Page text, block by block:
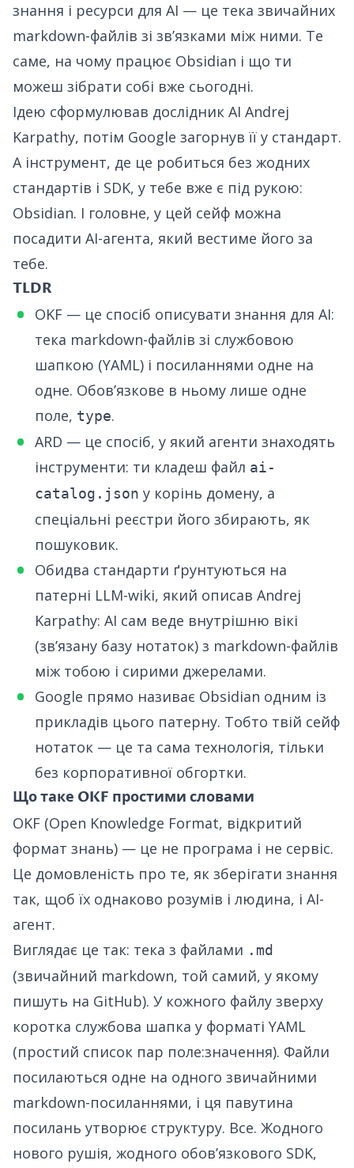
знання і ресурси для AI — це тека звичайних
markdown-файлів зі звʼязками між ними. Те
саме, на чому працює Obsidian і що ти
можеш зібрати собі вже сьогодні.
Ідею сформулював дослідник AI Andrej
Karpathy, потім Google загорнув її у стандарт.
А інструмент, де це робиться без жодних
стандартів і SDK, у тебе вже є під рукою:
Obsidian. І головне, у цей сейф можна
посадити AI-агента, який вестиме його за
тебе.
TLDR
OKF — це спосіб описувати знання для AI:
тека markdown-файлів зі службовою
шапкою (YAML) і посиланнями одне на
одне. Обовʼязкове в ньому лише одне
поле, type.
ARD — це спосіб, у який агенти знаходять
інструменти: ти кладеш файл ai-
catalog.json у корінь домену, а
спеціальні реєстри його збирають, як
пошуковик.
Обидва стандарти ґрунтуються на
патерні LLM-wiki, який описав Andrej
Karpathy: AI сам веде внутрішню вікі
(звʼязану базу нотаток) з markdown-файлів
між тобою і сирими джерелами.
Google прямо називає Obsidian одним із
прикладів цього патерну. Тобто твій сейф
нотаток — це та сама технологія, тільки
без корпоративної обгортки.
Що таке OKF простими словами
OKF (Open Knowledge Format, відкритий
формат знань) — це не програма і не сервіс.
Це домовленість про те, як зберігати знання
так, щоб їх однаково розумів і людина, і AI-
агент.
Виглядає це так: тека з файлами .md
(звичайний markdown, той самий, у якому
пишуть на GitHub). У кожного файлу зверху
коротка службова шапка у форматі YAML
(простий список пар поле:значення). Файли
посилаються одне на одного звичайними
markdown-посиланнями, і ця павутина
посилань утворює структуру. Все. Жодного
нового рушія, жодного обовʼязкового SDK,